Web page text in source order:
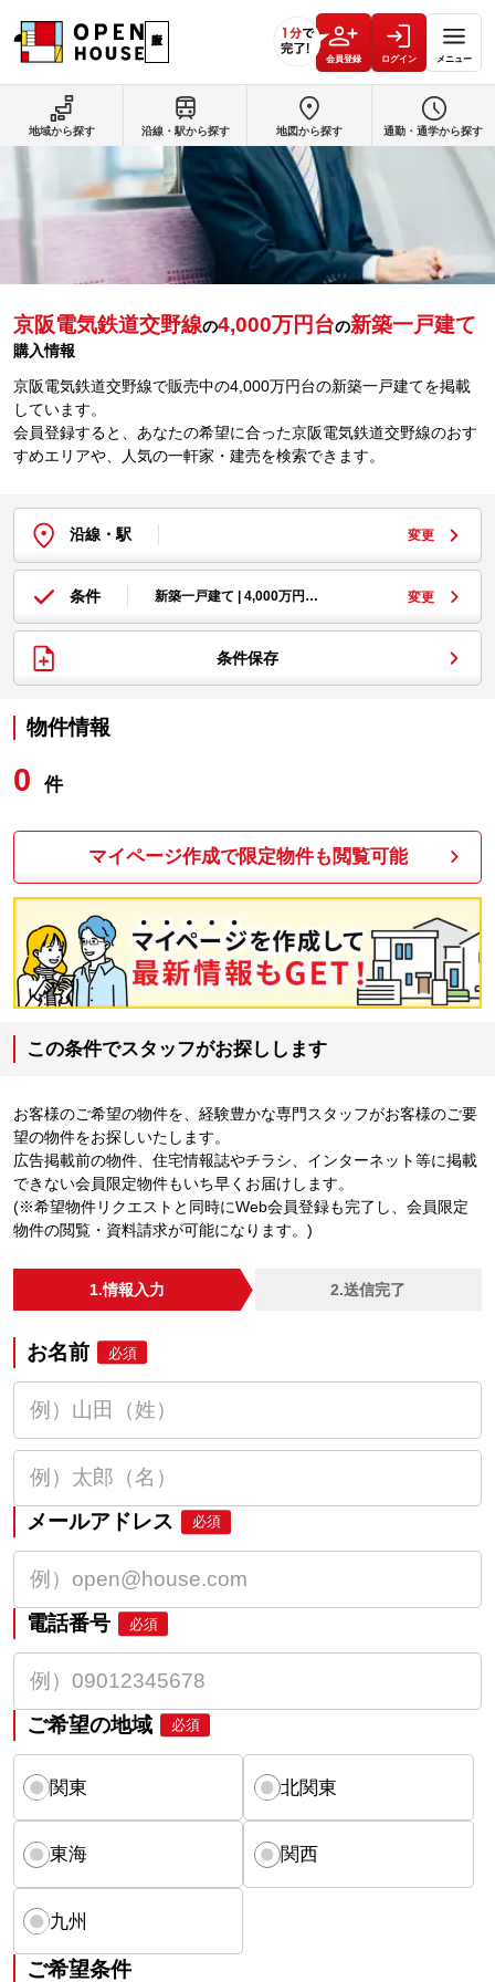
会員登録 ログイン メニュー
京阪電気鉄道交野線の4,000万円台の新築一戸建て
購入情報
京阪電気鉄道交野線で販売中の4,000万円台の新築一戸建てを掲載
しています。
会員登録すると、あなたの希望に合った京阪電気鉄道交野線のおす
すめエリアや、人気の一軒家・建売を検索できます。
沿線・駅 変更
条件 新築一戸建て | 4,000万円… 変更
条件保存
物件情報
0 件
マイページ作成で限定物件も閲覧可能
この条件でスタッフがお探しします
お客様のご希望の物件を、経験豊かな専門スタッフがお客様のご要
望の物件をお探しいたします。
広告掲載前の物件、住宅情報誌やチラシ、インターネット等に掲載
できない会員限定物件もいち早くお届けします。
(※希望物件リクエストと同時にWeb会員登録も完了し、会員限定
物件の閲覧・資料請求が可能になります。)
1.情報入力 2.送信完了
お名前 必須
メールアドレス 必須
電話番号 必須
ご希望の地域 必須
関東 北関東
東海 関西
九州
ご希望条件
地域から探す 沿線・駅から探す 地図から探す 通勤・通学から探す